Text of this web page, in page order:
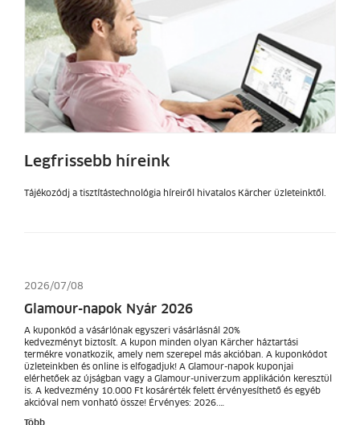
Legfrissebb híreink
Tájékozódj a tisztítástechnológia híreiről hivatalos Kärcher üzleteinktől.
2026/07/08
Glamour-napok Nyár 2026
A kuponkód a vásárlónak egyszeri vásárlásnál 20%
kedvezményt biztosít. A kupon minden olyan Kärcher háztartási
termékre vonatkozik, amely nem szerepel más akcióban. A kuponkódot
üzleteinkben és online is elfogadjuk! A Glamour-napok kuponjai
elérhetőek az újságban vagy a Glamour-univerzum applikáción keresztül
is. A kedvezmény 10.000 Ft kosárérték felett érvényesíthető és egyéb
akcióval nem vonható össze! Érvényes: 2026.…
Több